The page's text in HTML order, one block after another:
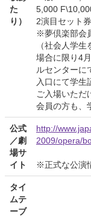
た
り）
5,000
2演目セット
※夢倶楽部会
（社会人学
場合に限り4
ルセンター
入口にて学生
ご入場いただ
会員の方も、
公式
／劇
場サ
イト
http://
2009/opera/
※正式な公演
タイ
ムテ
ーブ